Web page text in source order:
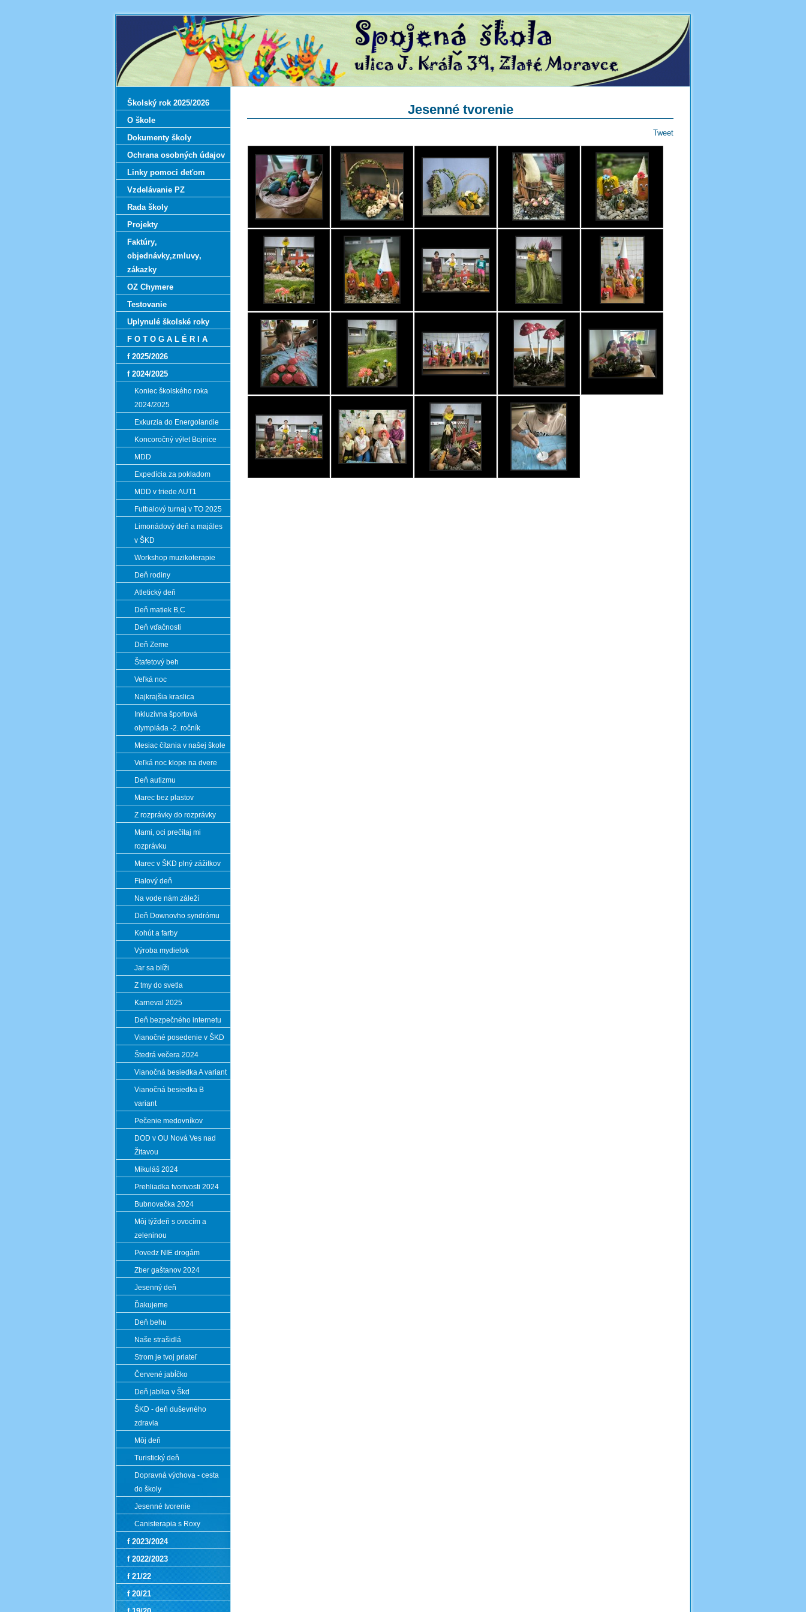
Jesenné tvorenie
Tweet
Školský rok 2025/2026
O škole
Dokumenty školy
Ochrana osobných údajov
Linky pomoci deťom
Vzdelávanie PZ
Rada školy
Projekty
Faktúry‚
objednávky‚zmluvy‚
zákazky
OZ Chymere
Testovanie
Uplynulé školské roky
F O T O G A L É R I A
f 2025/2026
f 2024/2025
Koniec školského roka
2024/2025
Exkurzia do Energolandie
Koncoročný výlet Bojnice
MDD
Expedícia za pokladom
MDD v triede AUT1
Futbalový turnaj v TO 2025
Limonádový deň a majáles
v ŠKD
Workshop muzikoterapie
Deň rodiny
Atletický deň
Deň matiek B‚C
Deň vďačnosti
Deň Zeme
Štafetový beh
Veľká noc
Najkrajšia kraslica
Inkluzívna športová
olympiáda -2. ročník
Mesiac čítania v našej škole
Veľká noc klope na dvere
Deň autizmu
Marec bez plastov
Z rozprávky do rozprávky
Mami‚ oci prečítaj mi
rozprávku
Marec v ŠKD plný zážitkov
Fialový deň
Na vode nám záleží
Deň Downovho syndrómu
Kohút a farby
Výroba mydielok
Jar sa blíži
Z tmy do svetla
Karneval 2025
Deň bezpečného internetu
Vianočné posedenie v ŠKD
Štedrá večera 2024
Vianočná besiedka A variant
Vianočná besiedka B
variant
Pečenie medovníkov
DOD v OU Nová Ves nad
Žitavou
Mikuláš 2024
Prehliadka tvorivosti 2024
Bubnovačka 2024
Môj týždeň s ovocím a
zeleninou
Povedz NIE drogám
Zber gaštanov 2024
Jesenný deň
Ďakujeme
Deň behu
Naše strašidlá
Strom je tvoj priateľ
Červené jabĺčko
Deň jablka v Škd
ŠKD - deň duševného
zdravia
Môj deň
Turistický deň
Dopravná výchova - cesta
do školy
Jesenné tvorenie
Canisterapia s Roxy
f 2023/2024
f 2022/2023
f 21/22
f 20/21